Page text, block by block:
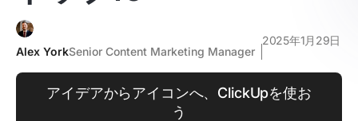
Alex YorkSenior Content Marketing Manager
2025年1月29日
アイデアからアイコンへ、ClickUpを使お
う